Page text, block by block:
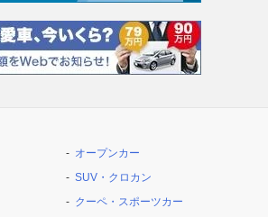
オープンカー
SUV・クロカン
クーペ・スポーツカー